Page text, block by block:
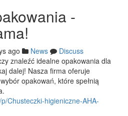
-
ago News
Discuss
znaleźć idealne opakowania dla
dalej! Nasza firma oferuje
opakowań, które spełnią
Chusteczki-higieniczne-AHA-